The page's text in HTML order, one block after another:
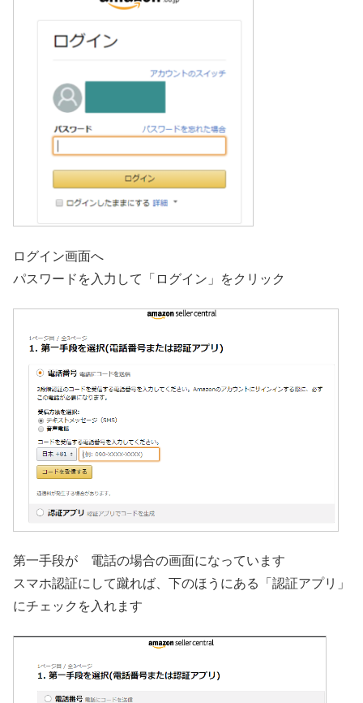
ログイン画面へ
パスワードを入力して「ログイン」をクリック
第一手段が 電話の場合の画面になっています
スマホ認証にして蹴れば、下のほうにある「認証アプリ」
にチェックを入れます